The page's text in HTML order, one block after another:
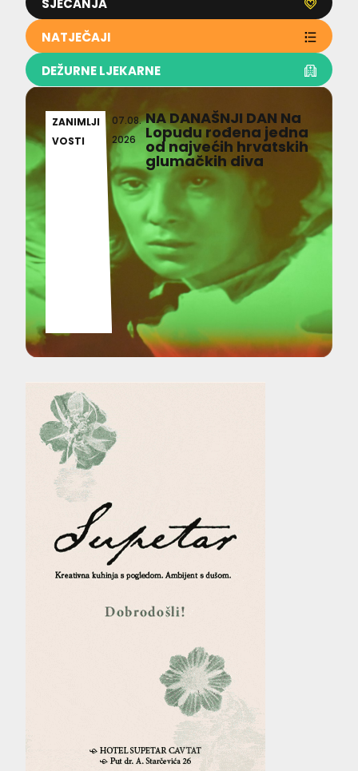
SJEĆANJA
NATJEČAJI
DEŽURNE LJEKARNE
ZANIMLJI
VOSTI
07.08.
2026
NA DANAŠNJI DAN Na
Lopudu rođena jedna
od najvećih hrvatskih
glumačkih diva